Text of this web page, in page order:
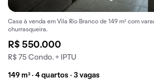
Casa à venda em Vila Rio Branco de 149 m² com
churrasqueira.
R$ 550.000
R$ 75 Condo. + IPTU
149 m² · 4 quartos · 3 vagas